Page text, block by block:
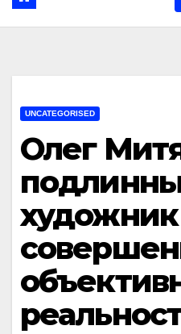
UNCATEGORISED
Олег